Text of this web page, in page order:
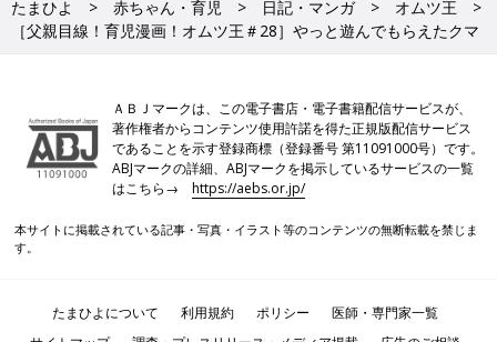
たまひよ 赤ちゃん・育児 日記・マンガ
オムツ王
［父親目線！育児漫画！オムツ王＃28］やっと遊んでもらえたクマ
ＡＢＪマークは、この電子書店・電子書籍配信サービスが、
著作権者からコンテンツ使用許諾を得た正規版配信サービス
であることを示す登録商標（登録番号 第11091000号）です。
ABJマークの詳細、ABJマークを掲示しているサービスの一覧
はこちら→https://aebs.or.jp/
本サイトに掲載されている記事・写真・イラスト等のコンテンツの無断転載を禁じま
す。
たまひよについて 利用規約 ポリシー
医師・専門家一覧